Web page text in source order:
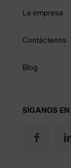
La empresa
Contáctenos
Blog
SÍGANOS EN